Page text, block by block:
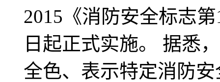
2015《消防安全标志
日起正式实施。 据悉
全色、表示特定消防